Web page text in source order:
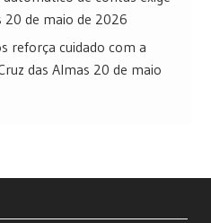
20 de maio de 2026
reforça cuidado com a
das Almas 20 de maio